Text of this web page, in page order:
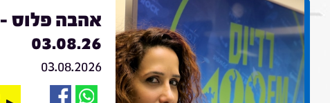
אהבה פלוס -
03.08.26
03.08.2026